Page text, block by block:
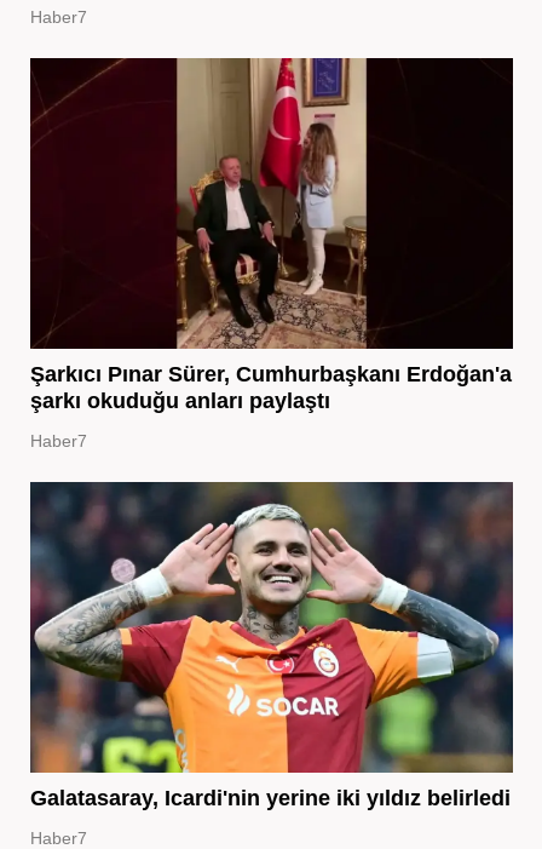
Haber7
Şarkıcı Pınar Sürer, Cumhurbaşkanı Erdoğan'a
şarkı okuduğu anları paylaştı
Haber7
Galatasaray, Icardi'nin yerine iki yıldız belirledi
Haber7